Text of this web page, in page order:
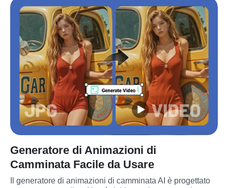
Generatore di Animazioni di
Camminata Facile da Usare
Il generatore di animazioni di camminata AI è progettato